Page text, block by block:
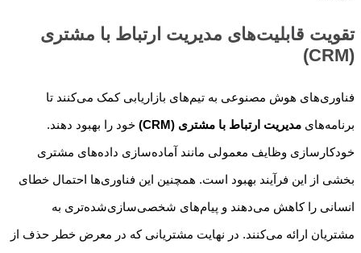
تقویت قابلیت‌های مدیریت ارتباط با مشتری
(CRM)
فناوری‌های هوش مصنوعی به تیم‌های بازاریابی کمک می‌کنند تا
برنامه‌های مدیریت ارتباط با مشتری (CRM)
خود را بهبود دهند.
خودکارسازی وظایف معمولی مانند آماده‌سازی داده‌های مشتری
بخشی از این فرآیند بهبود است. همچنین این فناوری‌ها احتمال خطای
انسانی را کاهش می‌دهند و پیام‌های شخصی‌سازی‌شده‌تری به
مشتریان ارائه می‌کنند. در نهایت مشتریانی که در معرض خطر حذف از